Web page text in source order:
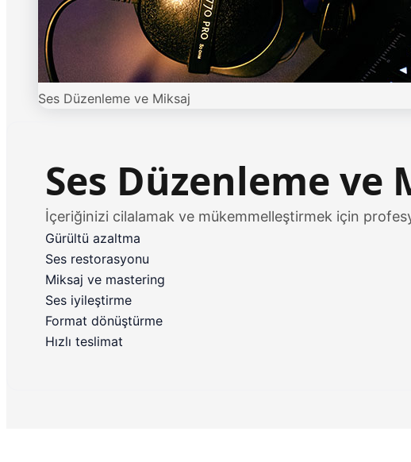
Ses Düzenleme ve Miksaj
Ses Düzenleme ve
İçeriğinizi cilalamak ve mükemmelleştirmek için
Gürültü azaltma
Ses restorasyonu
Miksaj ve mastering
Ses iyileştirme
Format dönüştürme
Hızlı teslimat